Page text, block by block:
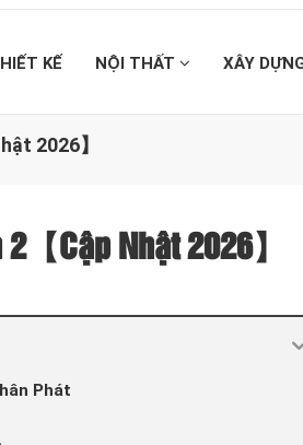
KẾ NỘI THẤT XÂY
2026】
【Cập Nhật 2026】
Phát